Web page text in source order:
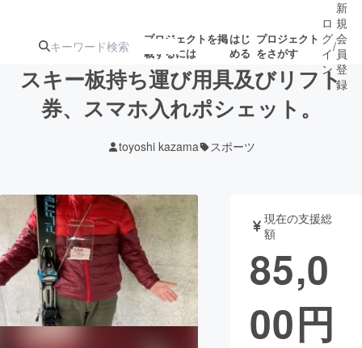
プロジェクトを掲
載するには
はじ
める
プロジェクト
をさがす
ジェクト
ロジェクト
アート・写真 音楽
テクノロジー・ガジェット ゲーム・
映像・映画 書籍・雑誌
ロ
グ
イ
ン
/
新
規
会
員
登
録
スキー板持ち運び用具及びリフト
券、スマホ入れポシェット。
toyoshi kazama スポーツ
現在の支援総
額
85,0
00円